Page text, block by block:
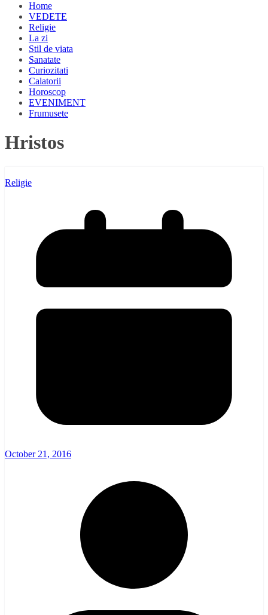
Home
VEDETE
Religie
La zi
Stil de viata
Sanatate
Curiozitati
Calatorii
Horoscop
EVENIMENT
Frumusete
Hristos
Religie
October 21, 2016